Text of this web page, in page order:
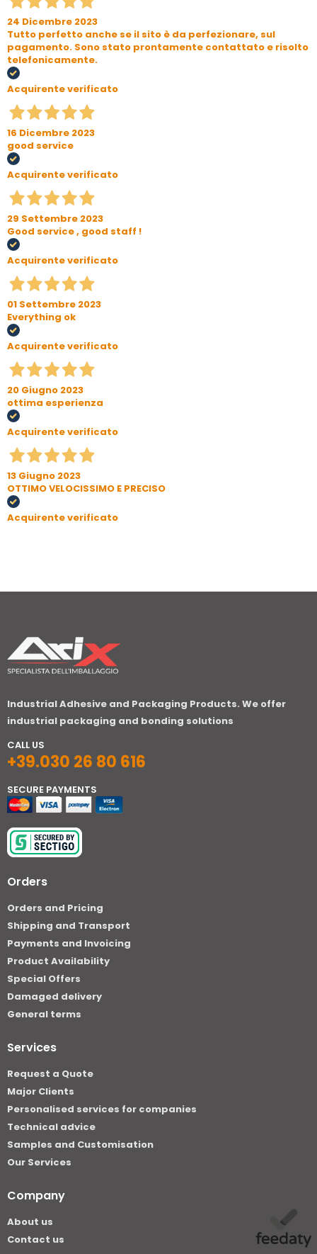
24 Dicembre 2023
Tutto perfetto anche se il sito è da perfezionare, sul
pagamento. Sono stato prontamente contattato e risolto
telefonicamente.
Acquirente verificato
16 Dicembre 2023
good service
Acquirente verificato
29 Settembre 2023
Good service , good staff !
Acquirente verificato
01 Settembre 2023
Everything ok
Acquirente verificato
20 Giugno 2023
ottima esperienza
Acquirente verificato
13 Giugno 2023
OTTIMO VELOCISSIMO E PRECISO
Acquirente verificato
Industrial Adhesive and Packaging Products. We offer
industrial packaging and bonding solutions
CALL US
+39.030 26 80 616
SECURE PAYMENTS
Orders
Orders and Pricing
Shipping and Transport
Payments and Invoicing
Product Availability
Special Offers
Damaged delivery
General terms
Services
Request a Quote
Major Clients
Personalised services for companies
Technical advice
Samples and Customisation
Our Services
Company
About us
Contact us